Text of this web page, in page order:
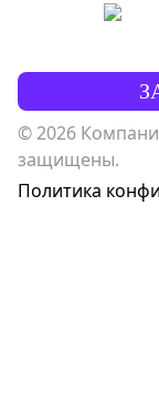
© 2026
защищены.
Политика